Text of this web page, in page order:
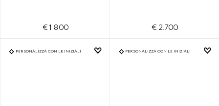
€ 1.800 € 2.700
PERSONALIZZA CON LE INIZIALI PERSONALIZZA CON LE INIZIALI